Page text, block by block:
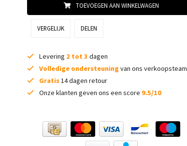
TOEVOEGEN AAN WINKELWAGEN
VERGELIJK DELEN
Levering 2 tot 3 dagen
Volledige ondersteuning van ons verkoopsteam
Gratis14 dagen retour
Onze klanten geven ons een score 9.5/10